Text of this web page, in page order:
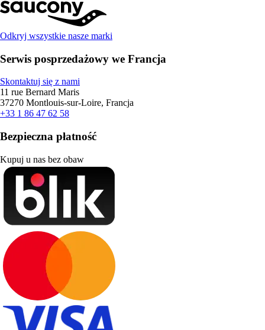
Odkryj wszystkie nasze marki
Serwis posprzedażowy we Francja
Skontaktuj się z nami
11 rue Bernard Maris
37270 Montlouis-sur-Loire, Francja
+33 1 86 47 62 58
Bezpieczna płatność
Kupuj u nas bez obaw